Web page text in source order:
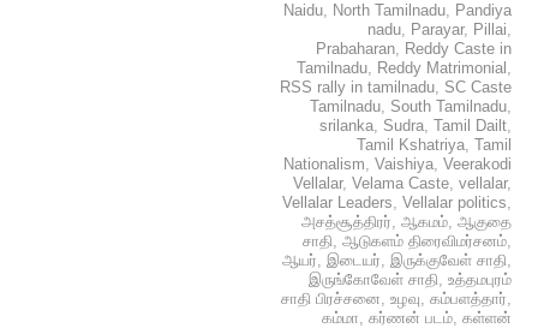
Naidu, North Tamilnadu, Pandiya
nadu, Parayar, Pillai,
Prabaharan, Reddy Caste in
Tamilnadu, Reddy Matrimonial ,
RSS rally in tamilnadu, SC Caste
Tamilnadu, South Tamilnadu,
srilanka, Sudra, Tamil Dailt,
Tamil Kshatriya, Tamil
Nationalism, Vaishiya, Veerakodi
Vellalar, Velama Caste, vellalar,
Vellalar Leaders, Vellalar politics,
அசத்சூத்திரர், ஆகமம், ஆகுதை
சாதி, ஆடுகளம் திரைவிமர்சனம்,
ஆயர், இடையர், இருக்குவேள் சாதி,
இருங்கோவேள் சாதி, உத்தமபுரம்
சாதி பிரச்சனை, உழவு, கம்பளத்தார்,
கம்மா, கர்ணன் படம், கள்ளன்